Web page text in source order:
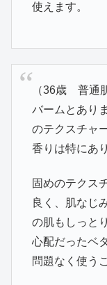
使えます。
（36歳 普通
バームとあり
のテクスチャ
香りは特にあ
固めのテクス
良く、肌なじ
の肌もしっとり
心配だったベ
問題なく使う